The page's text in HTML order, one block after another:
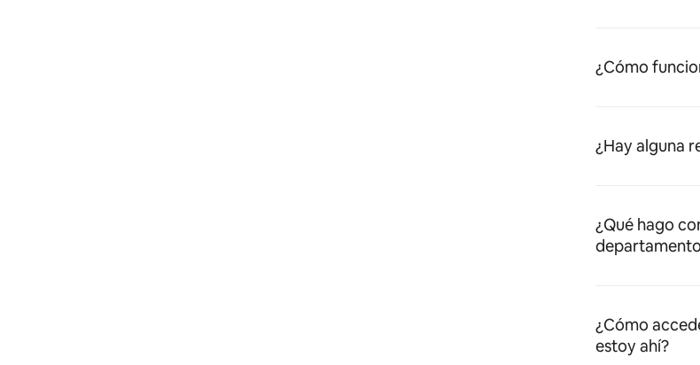
¿Cómo
¿Hay alguna
¿Qué hago
¿Cómo
estoy ahí?